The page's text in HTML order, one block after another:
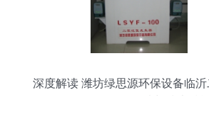
深度解读 潍坊绿思源环保设备临